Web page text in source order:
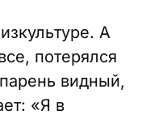
А
потерялся
видный,
«Я в